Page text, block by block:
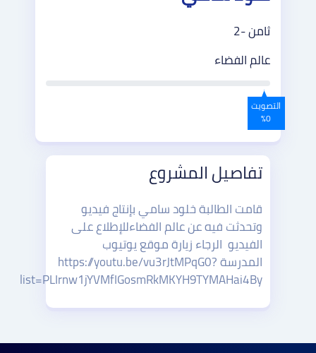
ثامن -2
عالم الفضاء
التصويت
0%
تفاصيل المشروع
قامت الطالبة خلود سامي بإنتاج فيديو
وتحدثت فيه عن عالم الفضاءللإطلاع على
الفيديو الرجاء زيارة موقع يوتيوب
المدرسة https://youtu.be/vu3rJtMPqG0?
list=PLIrnw1jYVMfIGosmRkMKYH9TYMAHai4By